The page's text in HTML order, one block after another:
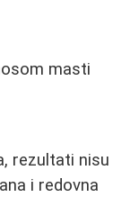
masti
rezultati nisu
i redovna